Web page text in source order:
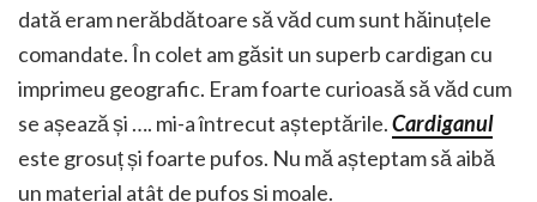
dată eram nerăbdătoare să văd cum sunt hăinuțele
comandate. În colet am găsit un superb cardigan cu
imprimeu geografic. Eram foarte curioasă să văd cum
se așează și …. mi-a întrecut așteptările.Cardiganul
este grosuț și foarte pufos. Nu mă așteptam să aibă
un material atât de pufos și moale.